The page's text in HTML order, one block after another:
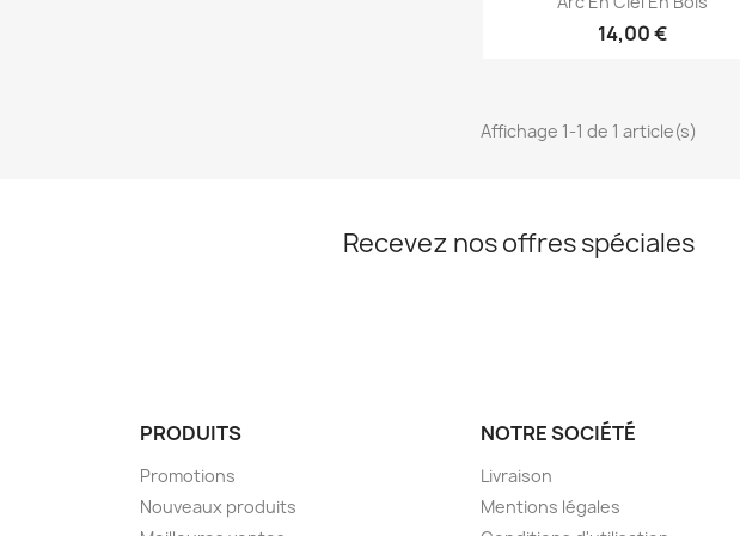
14,00 €
Affichage 1-1 de 1 article(s)
Recevez nos offres spéciales
PRODUITS
Promotions
Nouveaux produits
NOTRE SOCIÉTÉ
Livraison
Mentions légales